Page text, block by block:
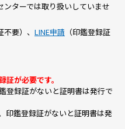
ターでは取り扱いしていませ
不要）、 LINE申請 （印鑑登録証
が必要です。
登録証がないと証明書は発行で
印鑑登録証がないと証明書は発